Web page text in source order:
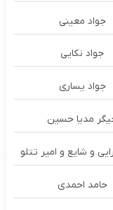
جواد معینی
جواد نکایی
جواد یساری
مدیا حسین
و شایع و امیر تتلو
حامد احمدی